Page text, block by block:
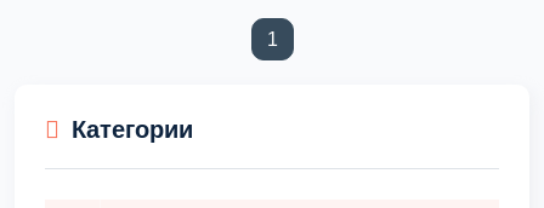
рыхлые, ароматные и красивые кексики. Детям они
шоколадом или белковой глазурью, украшать
мастикой или кремом. Хороший рецепт для детского
1
(current)
Категории